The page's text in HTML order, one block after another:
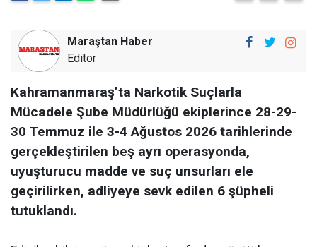
Maraştan Haber
Editör
Kahramanmaraş’ta Narkotik Suçlarla
Mücadele Şube Müdürlüğü ekiplerince 28-29-
30 Temmuz ile 3-4 Ağustos 2026 tarihlerinde
gerçekleştirilen beş ayrı operasyonda,
uyuşturucu madde ve suç unsurları ele
geçirilirken, adliyeye sevk edilen 6 şüpheli
tutuklandı.